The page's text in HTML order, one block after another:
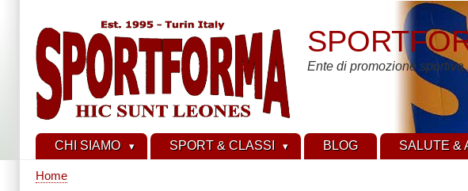
contenuto
principale
Ente di promozione
CHI SIAMO SPORT & CLASSI BLOG SALUTE &
Home